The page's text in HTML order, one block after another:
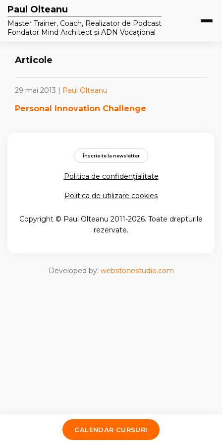
Paul Olteanu
Master Trainer, Coach, Realizator de Podcast
Fondator Mind Architect și ADN Vocațional
Articole
29 mai 2013 | Paul Olteanu
Personal Innovation Challenge
Înscrie-te la newsletter
Politica de confidențialitate
Politica de utilizare cookies
Copyright © Paul Olteanu 2011-2026. Toate drepturile
rezervate.
Developed by: webstonestudio.com
CALENDAR CURSURI